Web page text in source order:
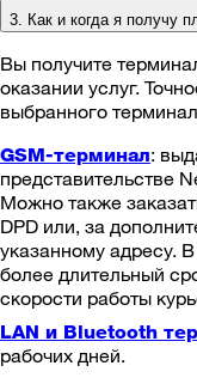
3. Как и когда я получу
Вы получите
оказании услуг.
выбранного
GSM-терминал:
представительстве
Можно также
DPD или, за
указанному адресу.
более длительный
скорости работы
LAN и Bluetooth
рабочих дней.